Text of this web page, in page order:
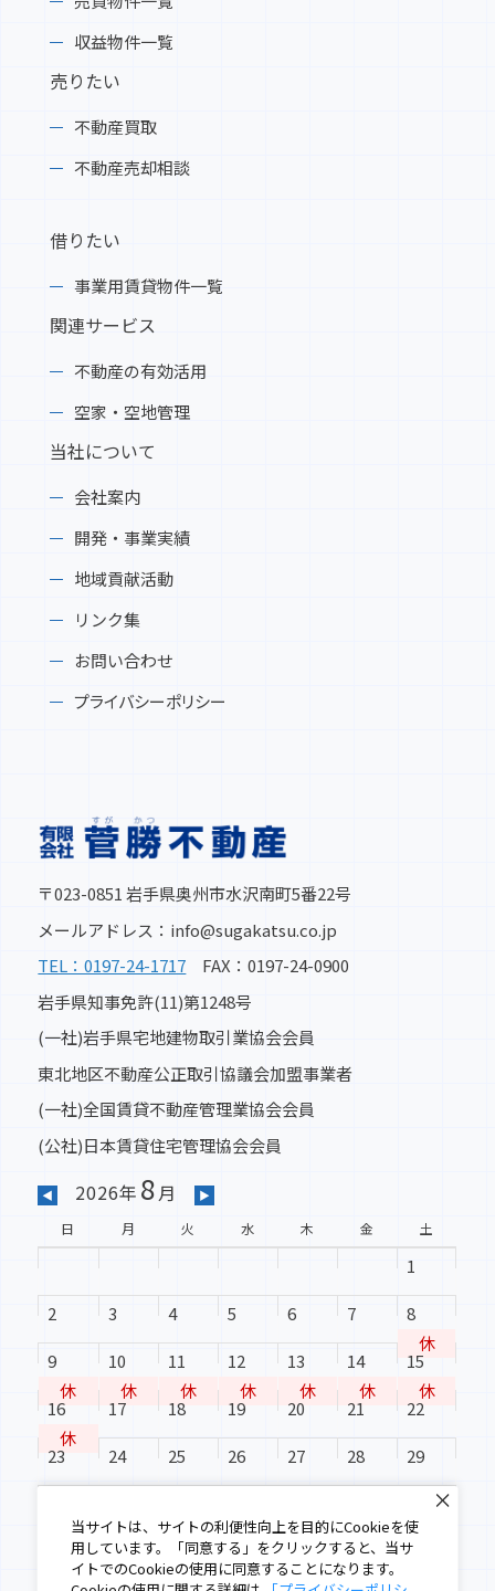
収益物件一覧
売りたい
不動産買取
不動産売却相談
借りたい
事業用賃貸物件一覧
関連サービス
不動産の有効活用
空家・空地管理
当社について
会社案内
開発・事業実績
地域貢献活動
リンク集
お問い合わせ
プライバシーポリシー
〒023-0851 岩手県奥州市水沢南町5番22号
メールアドレス：info@sugakatsu.co.jp
TEL：0197-24-1717 FAX：0197-24-0900
岩手県知事免許(11)第1248号
(一社)岩手県宅地建物取引業協会会員
東北地区不動産公正取引協議会加盟事業者
(一社)全国賃貸不動産管理業協会会員
(公社)日本賃貸住宅管理協会会員
◀ 2026年 8月 ▶
日 月 火 水 木 金 土
1
2 3 4 5 6 7
8
休
9
休
10
休
11
休
12
休
13
休
14
休
15
休
16
休
17 18 19 20 21 22
23 24 25 26 27 28 29
当サイトは、サイトの利便性向上を目的にCookieを使
用しています。「同意する」をクリックすると、当サ
イトでのCookieの使用に同意することになります。